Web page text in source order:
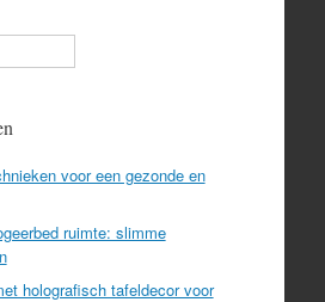
voor een gezonde en
ruimte: slimme
holografisch tafeldecor voor